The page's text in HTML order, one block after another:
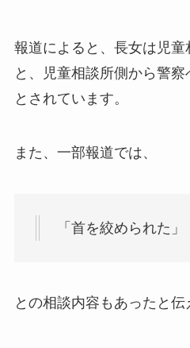
報道によると、長女は児
と、児童相談所側から警
とされています。
また、一部報道では、
「首を絞められた」
との相談内容もあったと伝